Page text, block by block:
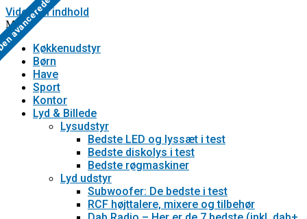
Videre til indhold
Menu
Køkkenudstyr
Børn
Have
Sport
Kontor
Lyd & Billede
Lysudstyr
Bedste LED og lyssæt i test
Bedste diskolys i test
Bedste røgmaskiner
Lyd udstyr
Subwoofer: De bedste i test
RCF højttalere, mixere og tilbehør
Den billigste
til prisen
Testvinder
avancerede